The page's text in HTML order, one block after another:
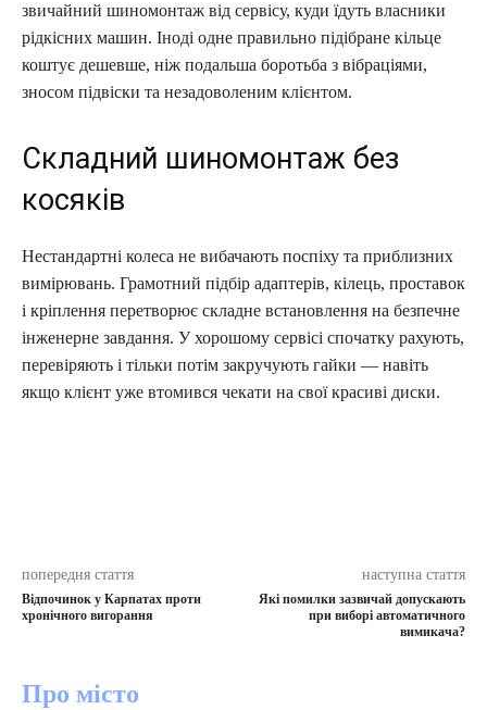
звичайний шиномонтаж від сервісу, куди їдуть власники
рідкісних машин. Іноді одне правильно підібране кільце
коштує дешевше, ніж подальша боротьба з вібраціями,
зносом підвіски та незадоволеним клієнтом.
Складний шиномонтаж без
косяків
Нестандартні колеса не вибачають поспіху та приблизних
вимірювань. Грамотний підбір адаптерів, кілець, проставок
і кріплення перетворює складне встановлення на безпечне
інженерне завдання. У хорошому сервісі спочатку рахують,
перевіряють і тільки потім закручують гайки — навіть
якщо клієнт уже втомився чекати на свої красиві диски.
попередня стаття
Відпочинок у Карпатах проти
хронічного вигорання
наступна стаття
Які помилки зазвичай допускають
при виборі автоматичного
вимикача?
Про місто